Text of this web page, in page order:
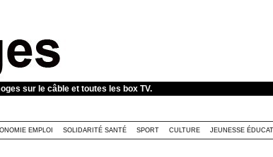
sur le câble et toutes les box TV.
EMPLOI SOLIDARITÉ SANTÉ SPORT CULTURE JEUNESSE